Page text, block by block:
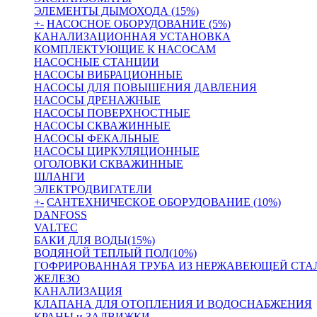
ЭЛЕМЕНТЫ ДЫМОХОДА (15%)
+- НАСОСНОЕ ОБОРУДОВАНИЕ (5%)
КАНАЛИЗАЦИОННАЯ УСТАНОВКА
КОМПЛЕКТУЮЩИЕ К НАСОСАМ
НАСОСНЫЕ СТАНЦИИ
НАСОСЫ ВИБРАЦИОННЫЕ
НАСОСЫ ДЛЯ ПОВЫШЕНИЯ ДАВЛЕНИЯ
НАСОСЫ ДРЕНАЖНЫЕ
НАСОСЫ ПОВЕРХНОСТНЫЕ
НАСОСЫ СКВАЖИННЫЕ
НАСОСЫ ФЕКАЛЬНЫЕ
НАСОСЫ ЦИРКУЛЯЦИОННЫЕ
ОГОЛОВКИ СКВАЖИННЫЕ
ШЛАНГИ
ЭЛЕКТРОДВИГАТЕЛИ
+- САНТЕХНИЧЕСКОЕ ОБОРУДОВАНИЕ (10%)
DANFOSS
VALTEC
БАКИ ДЛЯ ВОДЫ(15%)
ВОДЯНОЙ ТЕПЛЫЙ ПОЛ(10%)
ГОФРИРОВАННАЯ ТРУБА ИЗ НЕРЖАВЕЮЩЕЙ
ЖЕЛЕЗО
КАНАЛИЗАЦИЯ
КЛАПАНА ДЛЯ ОТОПЛЕНИЯ И ВОДОСНАБЖЕНИЯ